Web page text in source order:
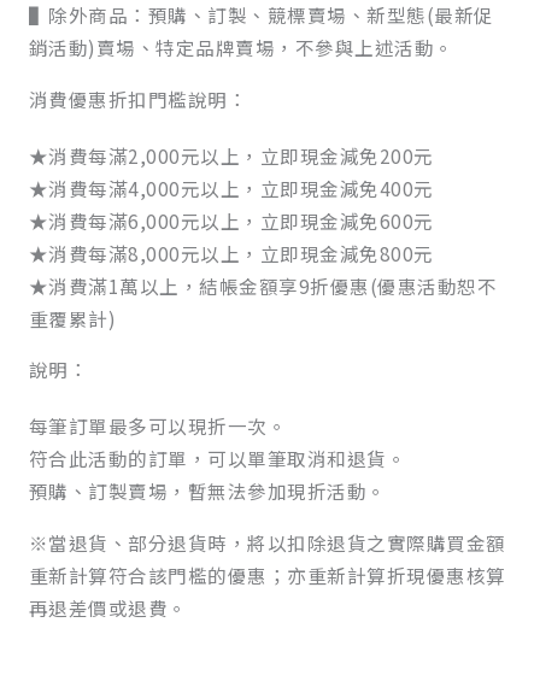
▌除外商品：預購、訂製、競標賣場、新型態(最新促
銷活動)賣場、特定品牌賣場，不參與上述活動。
消費優惠折扣門檻說明：
★消費每滿2,000元以上，立即現金減免200元
★消費每滿4,000元以上，立即現金減免400元
★消費每滿6,000元以上，立即現金減免600元
★消費每滿8,000元以上，立即現金減免800元
★消費滿1萬以上，結帳金額享9折優惠(優惠活動恕不
重覆累計)
說明：
每筆訂單最多可以現折一次。
符合此活動的訂單，可以單筆取消和退貨。
預購、訂製賣場，暫無法參加現折活動。
※當退貨、部分退貨時，將以扣除退貨之實際購買金額
重新計算符合該門檻的優惠；亦重新計算折現優惠核算
再退差價或退費。